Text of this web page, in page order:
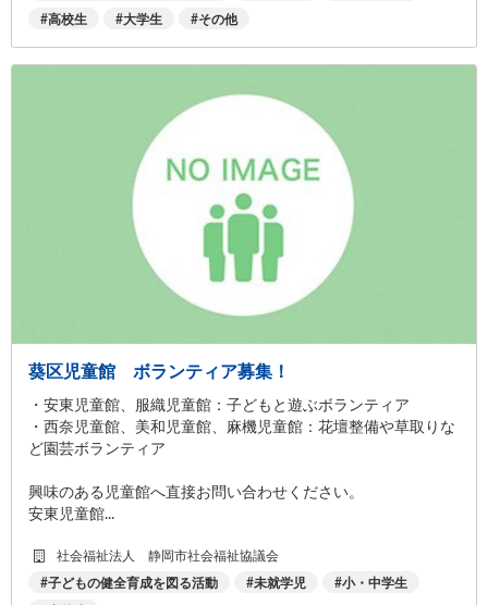
高校生 大学生 その他
葵区児童館 ボランティア募集！
・安東児童館、服織児童館：子どもと遊ぶボランティア
・西奈児童館、美和児童館、麻機児童館：花壇整備や草取りな
ど園芸ボランティア
興味のある児童館へ直接お問い合わせください。
安東児童館...
社会福祉法人 静岡市社会福祉協議会
子どもの健全育成を図る活動 未就学児 小・中学生